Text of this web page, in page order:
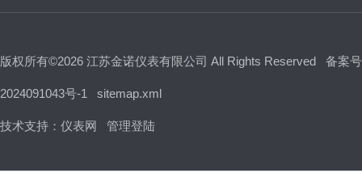
版权所有©2026 江苏金诺仪表有限公司 All Rights Reserved 备案
2024091043号-1 sitemap.xml
技术支持： 仪表网 管理登陆